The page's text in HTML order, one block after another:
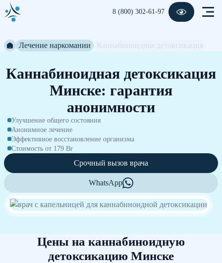
8 (800) 302-61-97
Лечение наркомании
Каннабиноидная детоксикация
Минске: гарантия
анонимности
Улучшение общего состояния
Анонимное лечение
Эффективное восстановление организма
Стоимость от 179 Br
Срочный вызов врача
WhatsApp
Цены на каннабиноидную
детоксикацию Минске